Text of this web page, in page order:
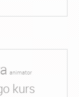
animator
kurs